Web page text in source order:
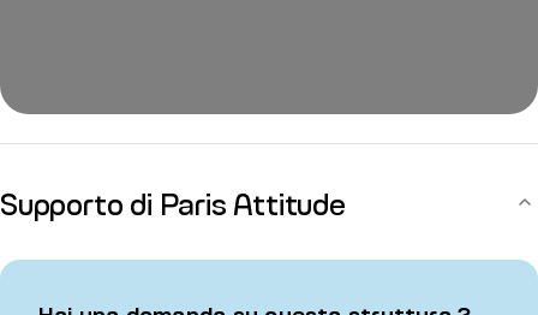
Supporto di Paris Attitude